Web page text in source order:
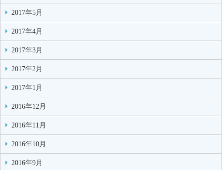
2017年5月
2017年4月
2017年3月
2017年2月
2017年1月
2016年12月
2016年11月
2016年10月
2016年9月